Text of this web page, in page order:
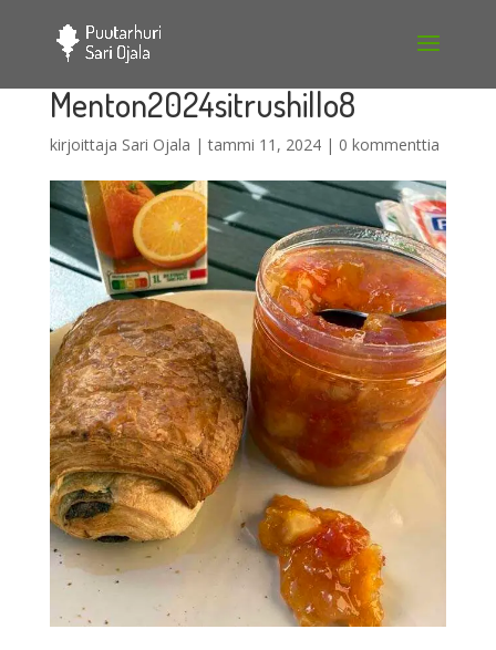
Menton2024sitrushillo8
kirjoittaja Sari Ojala |tammi 11, 2024| 0 kommenttia